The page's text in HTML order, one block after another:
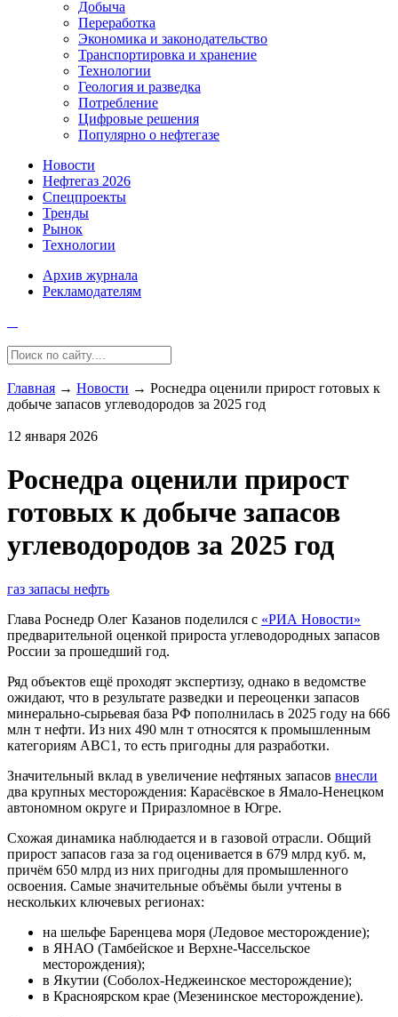
Добыча
Переработка
Экономика и законодательство
Транспортировка и хранение
Технологии
Геология и разведка
Потребление
Цифровые решения
Популярно о нефтегазе
Новости
Нефтегаз 2026
Спецпроекты
Тренды
Рынок
Технологии
Архив журнала
Рекламодателям
Главная → Новости → Роснедра оценили прирост готовых к
добыче запасов углеводородов за 2025 год
12 января 2026
Роснедра оценили прирост
готовых к добыче запасов
углеводородов за 2025 год
газ запасы нефть
Глава Роснедр Олег Казанов поделился с «РИА Новости»
предварительной оценкой прироста углеводородных запасов
России за прошедший год.
Ряд объектов ещё проходят экспертизу, однако в ведомстве
ожидают, что в результате разведки и переоценки запасов
минерально-сырьевая база РФ пополнилась в 2025 году на 666
млн т нефти. Из них 490 млн т относятся к промышленным
категориям ABC1, то есть пригодны для разработки.
Значительный вклад в увеличение нефтяных запасов внесли
два крупных месторождения: Карасёвское в Ямало‑Ненецком
автономном округе и Приразломное в Югре.
Схожая динамика наблюдается и в газовой отрасли. Общий
прирост запасов газа за год оценивается в 679 млрд куб. м,
причём 650 млрд из них пригодны для промышленного
освоения. Самые значительные объёмы были учтены в
нескольких ключевых регионах:
на шельфе Баренцева моря (Ледовое месторождение);
в ЯНАО (Тамбейское и Верхне‑Чассельское
месторождения);
в Якутии (Соболох‑Неджеинское месторождение);
в Красноярском крае (Мезенинское месторождение).